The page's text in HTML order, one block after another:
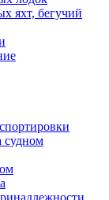
яхт, бегучий
судном